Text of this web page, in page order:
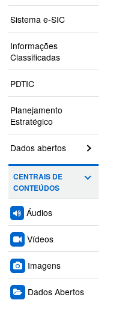
Sistema e-SIC
Informações
Classificadas
PDTIC
Planejamento
Estratégico
Dados abertos
CENTRAIS DE
CONTEÚDOS
Áudios
Vídeos
Imagens
Dados Abertos